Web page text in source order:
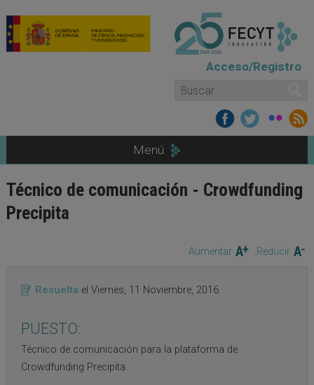
Acceso/Registro
Formulario de búsqueda
Buscar
Menú
Técnico de comunicación - Crowdfunding
Precipita
Aumentar Reducir
Resuelta el Viernes, 11 Noviembre, 2016
PUESTO:
Técnico de comunicación para la plataforma de
Crowdfunding Precipita